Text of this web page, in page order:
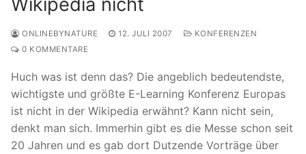
ONLINEBYNATURE 12. JULI 2007
KONFERENZEN
0 KOMMENTARE
Huch was ist denn das? Die angeblich bedeutendste,
wichtigste und größte E-Learning Konferenz Europas
ist nicht in der Wikipedia erwähnt? Kann nicht sein,
denkt man sich. Immerhin gibt es die Messe schon seit
20 Jahren und es gab dort Dutzende Vorträge über